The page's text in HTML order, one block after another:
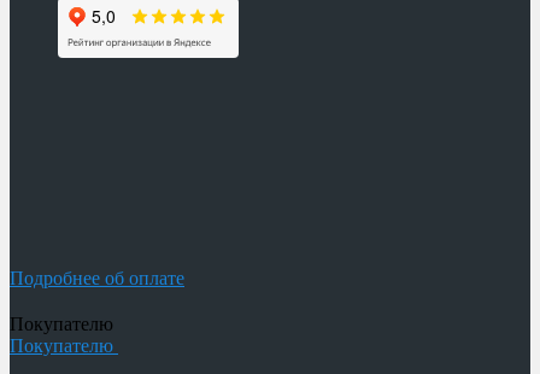
Подробнее об оплате
Покупателю
Покупателю